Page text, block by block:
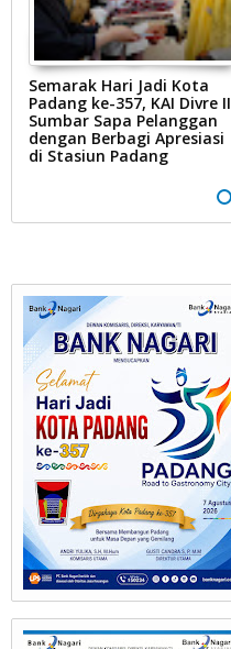
Semarak Hari Jadi Kota
Padang ke-357, KAI Divre II
Sumbar Sapa Pelanggan
dengan Berbagi Apresiasi
di Stasiun Padang